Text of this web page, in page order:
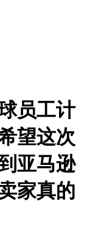
员工计
望这次
亚马逊
家真的